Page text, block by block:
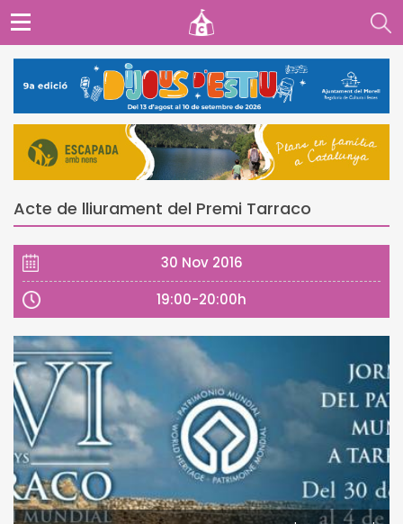
Acte de lliurament del Premi Tarraco
30 Nov 2016
19:00-20:00h